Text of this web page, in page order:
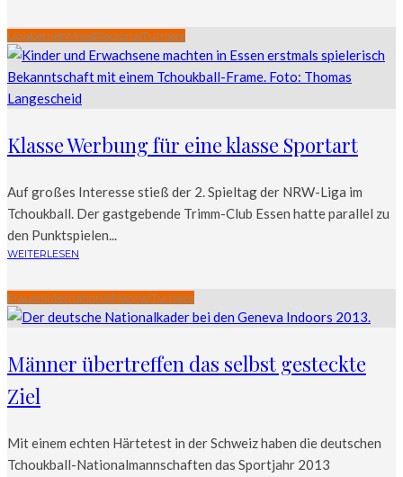
LigabetriebMixedRegionalTurniere
Klasse Werbung für eine klasse Sportart
Auf großes Interesse stieß der 2. Spieltag der NRW-Liga im
Tchoukball. Der gastgebende Trimm-Club Essen hatte parallel zu
den Punktspielen...
WEITERLESEN
FrauenInternationalMännerTurniere
Männer übertreffen das selbst gesteckte
Ziel
Mit einem echten Härtetest in der Schweiz haben die deutschen
Tchoukball-Nationalmannschaften das Sportjahr 2013